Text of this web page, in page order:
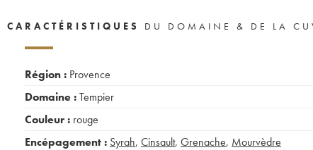
CARACTÉRISTIQUES DU DOMAINE & DE LA
Région : Provence
Domaine :Tempier
Couleur : rouge
Encépagement : Syrah, Cinsault, Grenache, Mourvèdre